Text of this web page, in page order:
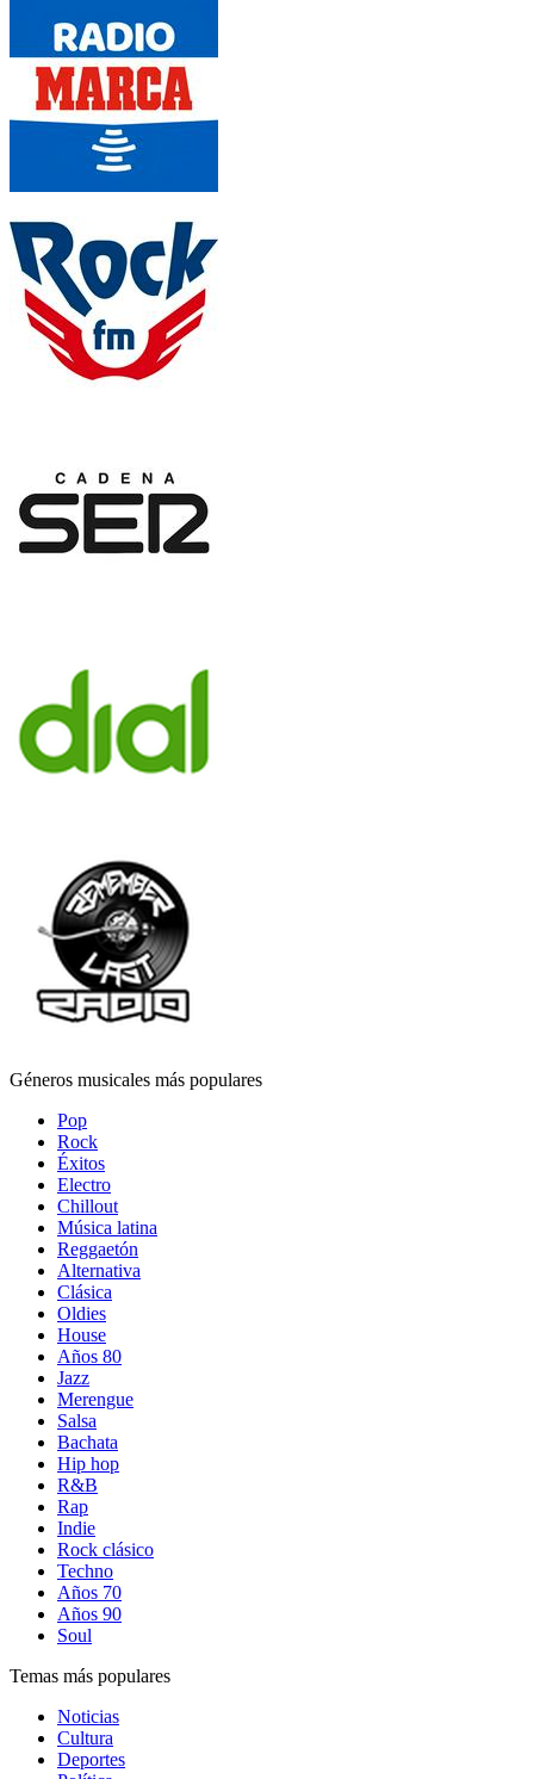
Géneros musicales más populares
Pop
Rock
Éxitos
Electro
Chillout
Música latina
Reggaetón
Alternativa
Clásica
Oldies
House
Años 80
Jazz
Merengue
Salsa
Bachata
Hip hop
R&B
Rap
Indie
Rock clásico
Techno
Años 70
Años 90
Soul
Temas más populares
Noticias
Cultura
Deportes